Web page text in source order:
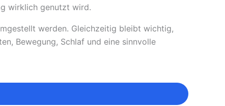
wirklich genutzt wird.
werden. Gleichzeitig bleibt wichtig,
Bewegung, Schlaf und eine sinnvolle